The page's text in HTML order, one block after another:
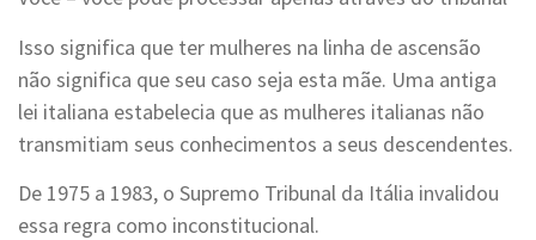
Isso significa que ter mulheres na linha de ascensão
não significa que seu caso seja esta mãe. Uma antiga
lei italiana estabelecia que as mulheres italianas não
transmitiam seus conhecimentos a seus descendentes.
De 1975 a 1983, o Supremo Tribunal da Itália invalidou
essa regra como inconstitucional.